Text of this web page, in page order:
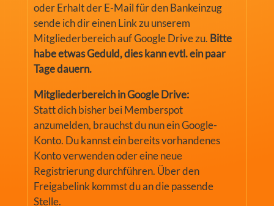
oder Erhalt der E-Mail für den Bankeinzug
sende ich dir einen Link zu unserem
Mitgliederbereich auf Google Drive zu. Bitte
habe etwas Geduld, dies kann evtl. ein paar
Tage dauern.
Mitgliederbereich in Google Drive:
Statt dich bisher bei Memberspot
anzumelden, brauchst du nun ein Google-
Konto. Du kannst ein bereits vorhandenes
Konto verwenden oder eine neue
Registrierung durchführen. Über den
Freigabelink kommst du an die passende
Stelle.